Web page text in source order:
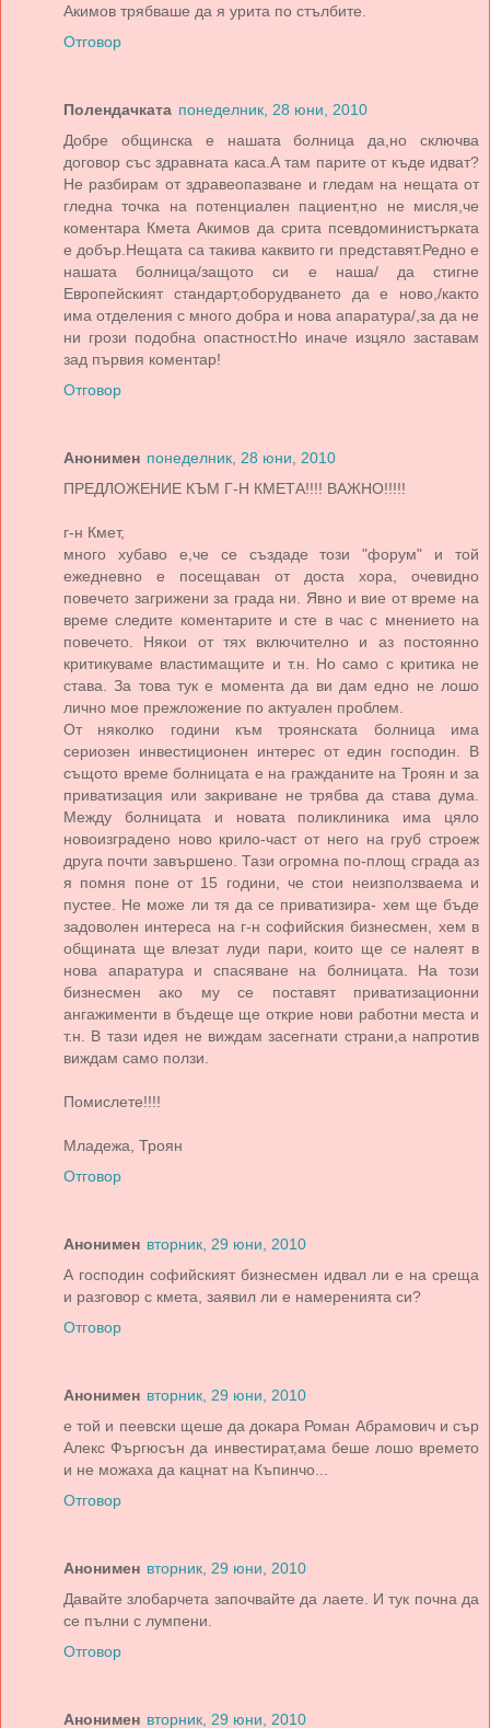
Акимов трябваше да я урита по стълбите.
Отговор
Полендачката понеделник, 28 юни, 2010
Добре общинска е нашата болница да,но сключва
договор със здравната каса.А там парите от къде идват?
Не разбирам от здравеопазване и гледам на нещата от
гледна точка на потенциален пациент,но не мисля,че
коментара Кмета Акимов да срита псевдоминистърката
е добър.Нещата са такива каквито ги представят.Редно е
нашата болница/защото си е наша/ да стигне
Европейският стандарт,оборудването да е ново,/както
има отделения с много добра и нова апаратура/,за да не
ни грози подобна опастност.Но иначе изцяло заставам
зад първия коментар!
Отговор
Анонимен понеделник, 28 юни, 2010
ПРЕДЛОЖЕНИЕ КЪМ Г-Н КМЕТА!!!! ВАЖНО!!!!!
г-н Кмет,
много хубаво е,че се създаде този "форум" и той
ежедневно е посещаван от доста хора, очевидно
повечето загрижени за града ни. Явно и вие от време на
време следите коментарите и сте в час с мнението на
повечето. Някои от тях включително и аз постоянно
критикуваме властимащите и т.н. Но само с критика не
става. За това тук е момента да ви дам едно не лошо
лично мое прежложение по актуален проблем.
От няколко години към троянската болница има
сериозен инвестиционен интерес от един господин. В
същото време болницата е на гражданите на Троян и за
приватизация или закриване не трябва да става дума.
Между болницата и новата поликлиника има цяло
новоизградено ново крило-част от него на груб строеж
друга почти завършено. Тази огромна по-площ сграда аз
я помня поне от 15 години, че стои неизползваема и
пустее. Не може ли тя да се приватизира- хем ще бъде
задоволен интереса на г-н софийския бизнесмен, хем в
общината ще влезат луди пари, които ще се налеят в
нова апаратура и спасяване на болницата. На този
бизнесмен ако му се поставят приватизационни
ангажименти в бъдеще ще открие нови работни места и
т.н. В тази идея не виждам засегнати страни,а напротив
виждам само ползи.
Помислете!!!!
Младежа, Троян
Отговор
Анонимен вторник, 29 юни, 2010
А господин софийският бизнесмен идвал ли е на среща
и разговор с кмета, заявил ли е намеренията си?
Отговор
Анонимен вторник, 29 юни, 2010
е той и пеевски щеше да докара Роман Абрамович и сър
Алекс Фъргюсън да инвестират,ама беше лошо времето
и не можаха да кацнат на Къпинчо...
Отговор
Анонимен вторник, 29 юни, 2010
Давайте злобарчета започвайте да лаете. И тук почна да
се пълни с лумпени.
Отговор
Анонимен вторник, 29 юни, 2010